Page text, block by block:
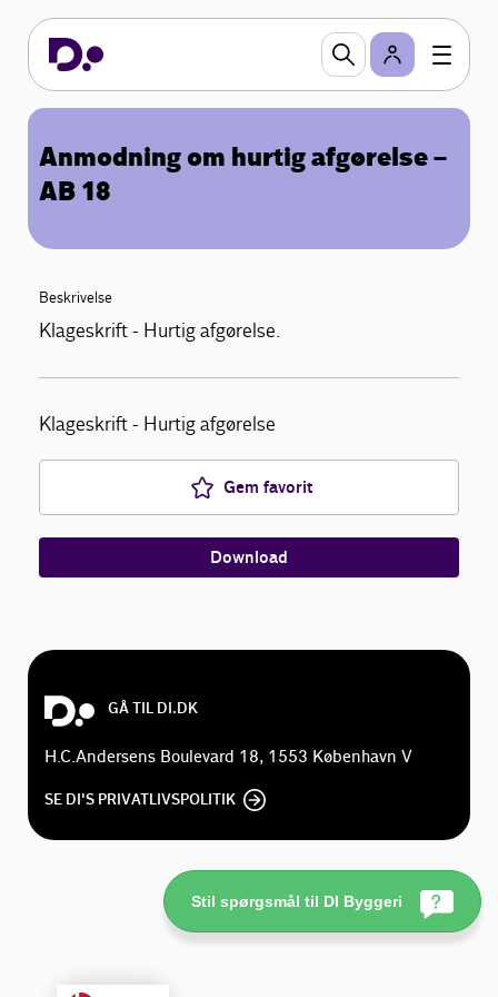
Anmodning om hurtig afgørelse –
AB 18
Beskrivelse
Klageskrift - Hurtig afgørelse.
Klageskrift - Hurtig afgørelse
Gem favorit
Download
GÅ TIL DI.DK
H.C.Andersens Boulevard 18, 1553 København V
SE DI'S PRIVATLIVSPOLITIK
Stil spørgsmål til DI Byggeri